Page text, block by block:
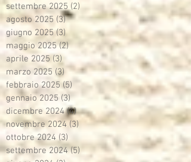
settembre 2025 (2) 2 post
agosto 2025 (3)3 post
giugno 2025 (3)3 post
maggio 2025 (2)2 post
aprile 2025 (3)
marzo 2025 (3) 3 post
febbraio 2025 (5) 5 post
gennaio 2025 (3)3 post
dicembre 2024 (4)4 post
novembre 2024 (3) 3 post
ottobre 2024 (3)
settembre 2024 (5)5 post